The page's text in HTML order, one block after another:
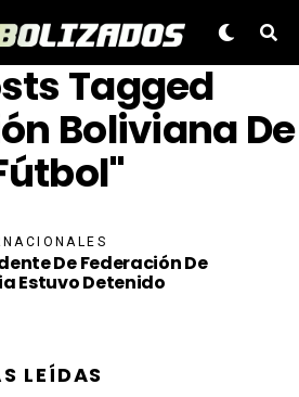
Tagged
Boliviana De
De Federación De
Estuvo Detenido
LEÍDAS